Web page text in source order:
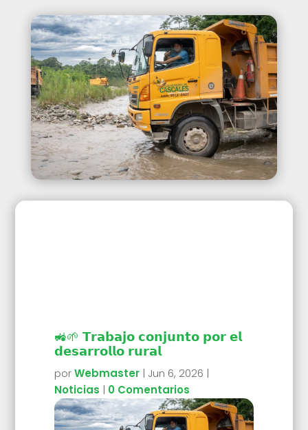
🚜🌱 𝗧𝗿𝗮𝗯𝗮𝗷𝗼 𝗰𝗼𝗻𝗷𝘂𝗻𝘁𝗼 𝗽𝗼𝗿 𝗲𝗹
𝗱𝗲𝘀𝗮𝗿𝗿𝗼𝗹𝗹𝗼 𝗿𝘂𝗿𝗮𝗹
porWebmaster| Jun 6, 2026 |
Noticias | 0 Comentarios